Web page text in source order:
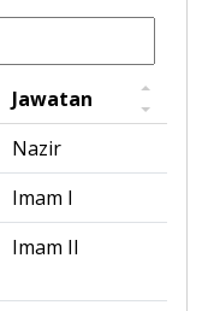
Jawatan
Nazir
Imam I
Imam II